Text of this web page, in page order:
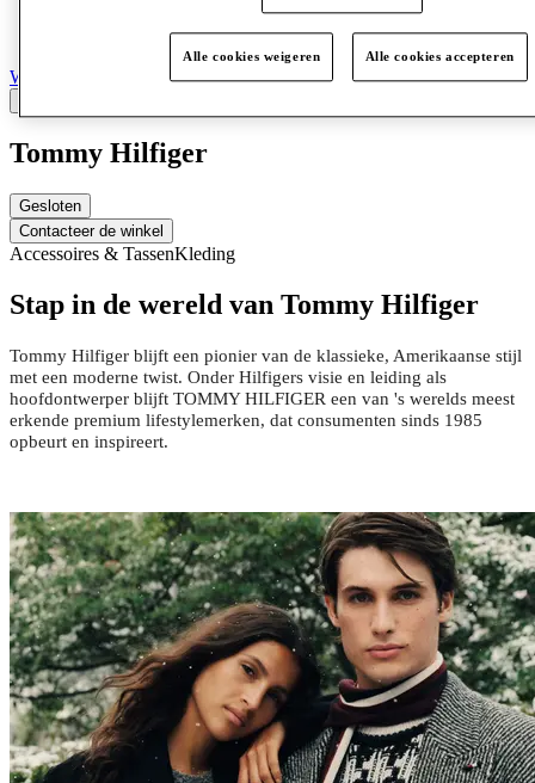
Winkels
Tommy Hilfiger
Gesloten
Contacteer de winkel
Accessoires & TassenKleding
Stap in de wereld van Tommy Hilfiger
Tommy Hilfiger blijft een pionier van de klassieke, Amerikaanse stijl
met een moderne twist. Onder Hilfigers visie en leiding als
hoofdontwerper blijft TOMMY HILFIGER een van 's werelds meest
erkende premium lifestylemerken, dat consumenten sinds 1985
opbeurt en inspireert.
Alle cookies weigeren Alle cookies accepteren